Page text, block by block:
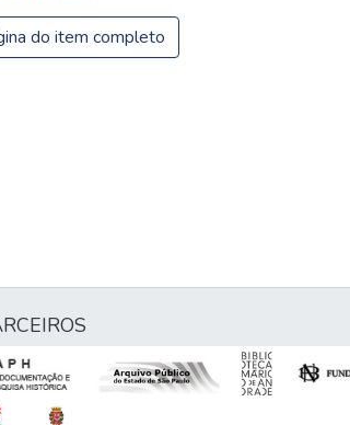
do item completo